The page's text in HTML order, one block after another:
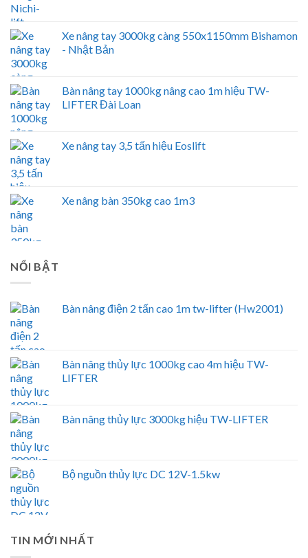
Xe nâng tay 3000kg càng 550x1150mm Bishamon
- Nhật Bản
Bàn nâng tay 1000kg nâng cao 1m hiệu TW-
LIFTER Đài Loan
Xe nâng tay 3,5 tấn hiệu Eoslift
Xe nâng bàn 350kg cao 1m3
NỔI BẬT
Bàn nâng điện 2 tấn cao 1m tw-lifter (Hw2001)
Bàn nâng thủy lực 1000kg cao 4m hiệu TW-
LIFTER
Bàn nâng thủy lực 3000kg hiệu TW-LIFTER
Bộ nguồn thủy lực DC 12V-1.5kw
TIN MỚI NHẤT